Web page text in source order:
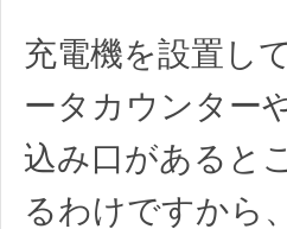
充電機を設置し
ータカウンター
込み口があると
るわけですから